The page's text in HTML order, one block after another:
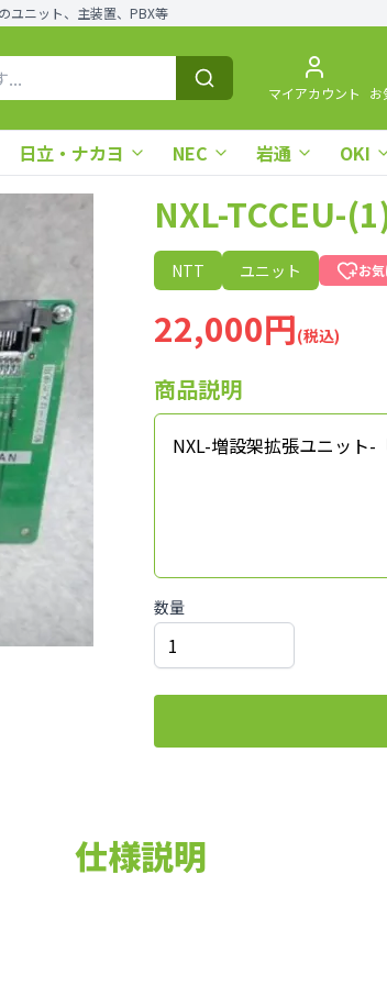
ユニット、主装置、PBX等
マイアカウント お
日立・ナカヨ NEC 岩通 OKI
NXL-TCCEU-
NTT ユニット お
22,000円(税込)
商品説明
NXL-増設架拡張ユニット-
数量
仕様説明